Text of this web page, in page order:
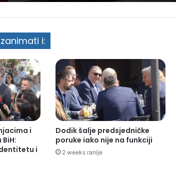
i:
i
i
Dodik šalje predsjedničke
poruke iako nije na funkciji
2 weeks ranije